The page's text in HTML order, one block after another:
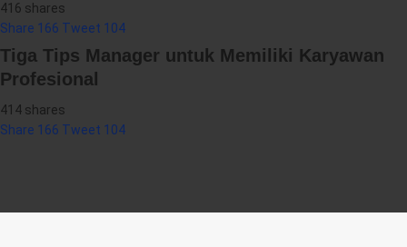
416 shares
Share 166 Tweet 104
Tiga Tips Manager untuk Memiliki Karyawan
Profesional
414 shares
Share 166 Tweet 104